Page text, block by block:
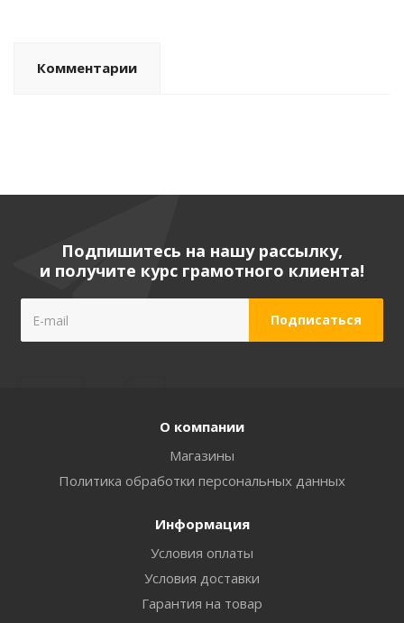
Комментарии
Подпишитесь на нашу рассылку,
и получите курс грамотного клиента!
О компании
Магазины
Политика обработки персональных данных
Информация
Условия оплаты
Условия доставки
Гарантия на товар